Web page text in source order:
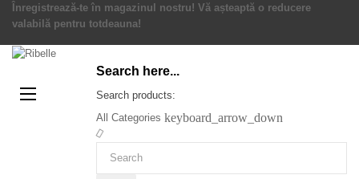
Înregistrează-te în magazinul nostru! Vă așteaptă o reducere
valabilă pentru totdeauna!
Toggle
☰
Search here...
Search products:
All Categories keyboard_arrow_down